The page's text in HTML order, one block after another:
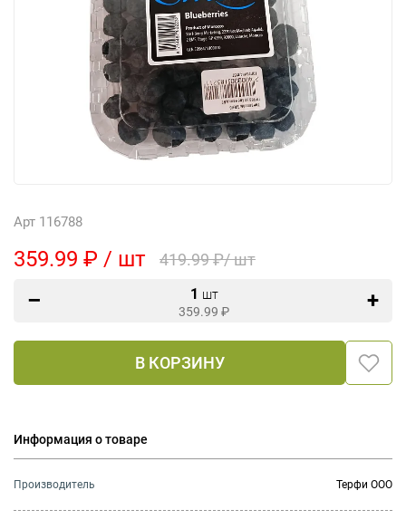
Арт 116788
359.99 ₽ / шт 419.99 ₽/ шт
1 шт
359.99 ₽
В КОРЗИНУ
Информация о товаре
Производитель Терфи ООО